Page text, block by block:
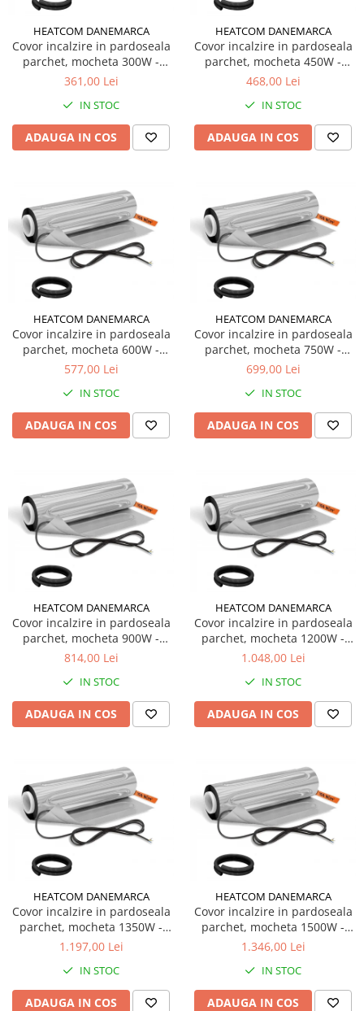
Covoras incalzire in pardoseala
lemn, parchet, mocheta
parchet, mocheta F-Mat 150W/m2
parchet, mocheta AluPro 150W/m2
Kituri incalzire electrica in
pardoseala
gresie, piatra I-Mat 150W/mp
Kit covor incalzire electrica in
150W/mp
Kit covor incalzire electrica in
pardoseala parchet AluPro
instalare in sapa EcoTwin-S
18W/ml
Degivrare exterioara
Cablu degivrare EcoFrost
exterior 20W/ml
Cablu degivrare EcoFrost
jgheaburi, burlane, acoperisuri
Automatizari, senzori si
Degivrare tevi, conducte, kit anti-
Radiatoare electrice cu acumulare
Panouri radiante infrarosu
Kit complet incalzire in pardoseala
cu apa
HEATCOM DANEMARCA
Covor incalzire in pardoseala
parchet, mocheta 300W -
2.0m2
361,00 Lei
IN STOC
ADAUGA IN COS
HEATCOM DANEMARCA
Covor incalzire in pardoseala
parchet, mocheta 450W -
3.0m2
468,00 Lei
IN STOC
ADAUGA IN COS
HEATCOM DANEMARCA
Covor incalzire in pardoseala
parchet, mocheta 600W -
4.0m2
577,00 Lei
IN STOC
ADAUGA IN COS
HEATCOM DANEMARCA
Covor incalzire in pardoseala
parchet, mocheta 750W -
5.0m2
699,00 Lei
IN STOC
ADAUGA IN COS
HEATCOM DANEMARCA
Covor incalzire in pardoseala
parchet, mocheta 900W -
6.0m2
814,00 Lei
IN STOC
ADAUGA IN COS
HEATCOM DANEMARCA
Covor incalzire in pardoseala
parchet, mocheta 1200W -
8.0m2
1.048,00 Lei
IN STOC
ADAUGA IN COS
HEATCOM DANEMARCA
Covor incalzire in pardoseala
parchet, mocheta 1350W -
9.0m2
1.197,00 Lei
IN STOC
ADAUGA IN COS
HEATCOM DANEMARCA
Covor incalzire in pardoseala
parchet, mocheta 1500W -
10.0m2
1.346,00 Lei
IN STOC
ADAUGA IN COS